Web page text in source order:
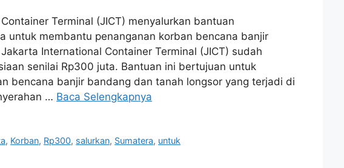
Terminal (JICT) menyalurkan bantuan
untuk membantu penanganan korban bencana banjir
International Container Terminal (JICT) sudah
senilai Rp300 juta. Bantuan ini bertujuan untuk
bencana banjir bandang dan tanah longsor yang terjadi di
… Baca Selengkapnya
, Korban, Rp300, salurkan, Sumatera, untuk